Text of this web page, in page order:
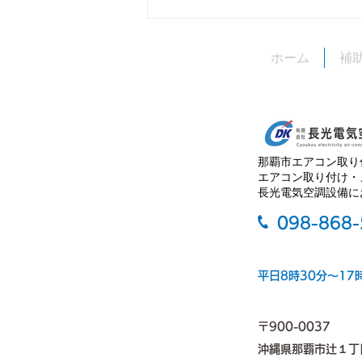
旧盆期間中の営業について
ます。 今年（2026年）の旧盆期
間中、当社は 8月27日（木・ウー
クイ） 8月28日（金） の両日を
お休みとさせていただきます。
ご不便をおかけいたしますが、よ
ろしくお願いいたします。
ホーム 補
098-
平日8時30分～17
〒900-0037
沖縄県那覇市辻１
那覇市エアコン取
エアコン取り付け
長光電気空調設備